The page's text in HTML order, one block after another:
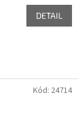
DETAIL
Kód: 24714